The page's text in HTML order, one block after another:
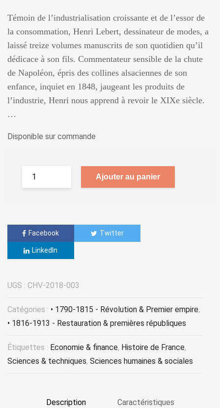
Témoin de l’industrialisation croissante et de l’essor de
la consommation, Henri Lebert, dessinateur de modes, a
laissé treize volumes manuscrits de son quotidien qu’il
dédicace à son fils. Commentateur sensible de la chute
de Napoléon, épris des collines alsaciennes de son
enfance, inquiet en 1848, jaugeant les produits de
l’industrie, Henri nous apprend à revoir le XIXe siècle.
…
Disponible sur commande
Ajouter au panier
Facebook Twitter
LinkedIn
UGS : CHV-2018-003
Catégories : • 1790-1815 - Révolution & Premier empire,
• 1816-1913 - Restauration & premières républiques
Étiquettes : Economie & finance, Histoire de France,
Sciences & techniques, Sciences humaines & sociales
Description Caractéristiques